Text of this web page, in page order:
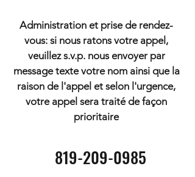
Administration et prise de rendez-
vous: si nous ratons votre appel,
veuillez s.v.p. nous envoyer par
message texte votre nom ainsi que la
raison de l'appel et selon l'urgence,
votre appel sera traité de façon
prioritaire
819-209-0985